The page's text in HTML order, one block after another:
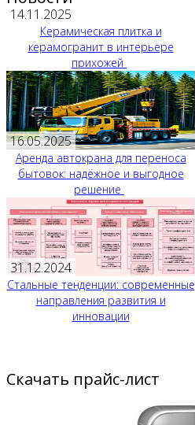
14.11.2025
Керамическая плитка и
керамогранит в интерьере
прихожей
16.05.2025
Аренда автокрана для переноса
бытовок: надёжное и выгодное
решение
31.12.2024
Стальные тенденции: современные
направления развития и
инновации
Скачать прайс-лист